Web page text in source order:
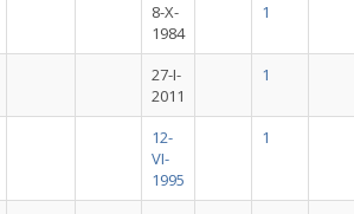
8-X-
1984
1
27-I-
2011
1
12-
VI-
1995
1